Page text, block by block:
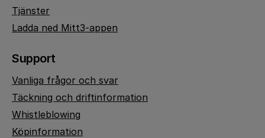
Tjänster
Ladda ned Mitt3-appen
Support
Vanliga frågor och svar
Täckning och driftinformation
Whistleblowing
Köpinformation